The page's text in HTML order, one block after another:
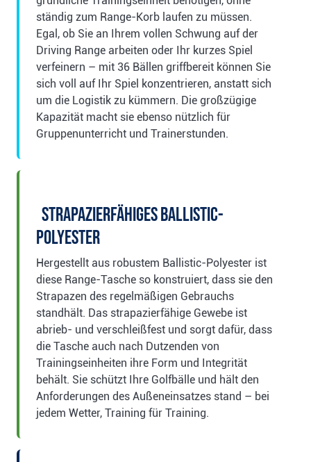
ständig zum Range-Korb laufen zu müssen.
Egal, ob Sie an Ihrem vollen Schwung auf der
Driving Range arbeiten oder Ihr kurzes Spiel
verfeinern – mit 36 Bällen griffbereit können Sie
sich voll auf Ihr Spiel konzentrieren, anstatt sich
um die Logistik zu kümmern. Die großzügige
Kapazität macht sie ebenso nützlich für
Gruppenunterricht und Trainerstunden.
Strapazierfähiges Ballistic-
Polyester
Hergestellt aus robustem Ballistic-Polyester ist
diese Range-Tasche so konstruiert, dass sie den
Strapazen des regelmäßigen Gebrauchs
standhält. Das strapazierfähige Gewebe ist
abrieb- und verschleißfest und sorgt dafür, dass
die Tasche auch nach Dutzenden von
Trainingseinheiten ihre Form und Integrität
behält. Sie schützt Ihre Golfbälle und hält den
Anforderungen des Außeneinsatzes stand – bei
jedem Wetter, Training für Training.